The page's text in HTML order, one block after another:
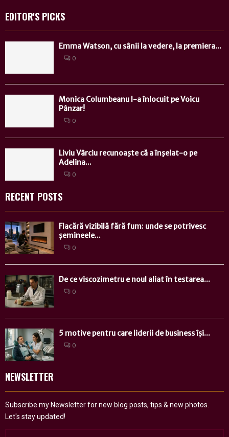
EDITOR'S PICKS
Emma Watson, cu sânii la vedere, la premiera...
0
Monica Columbeanu l-a înlocuit pe Voicu
Pânzar!
0
Liviu Vârciu recunoaşte că a înşelat-o pe
Adelina...
0
RECENT POSTS
Flacără vizibilă fără fum: unde se potrivesc
șemineele...
0
De ce viscozimetru e noul aliat în testarea...
0
5 motive pentru care liderii de business își...
0
NEWSLETTER
Subscribe my Newsletter for new blog posts, tips & new photos.
Let's stay updated!